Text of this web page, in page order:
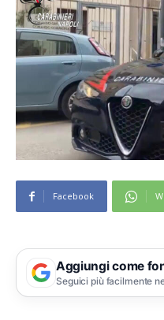
Facebook
Aggiungi come
Seguici più facilmente